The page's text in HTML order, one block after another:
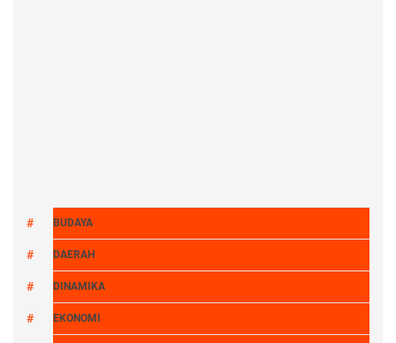
BUDAYA
DAERAH
DINAMIKA
EKONOMI